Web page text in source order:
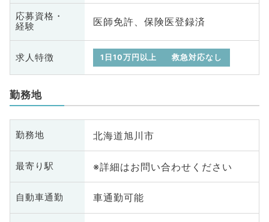
応募資格・
経験
医師免許、保険医登録済
求人特徴 1日10万円以上 救急対応なし
勤務地
勤務地 北海道旭川市
最寄り駅 ※詳細はお問い合わせください
自動車通勤 車通勤可能